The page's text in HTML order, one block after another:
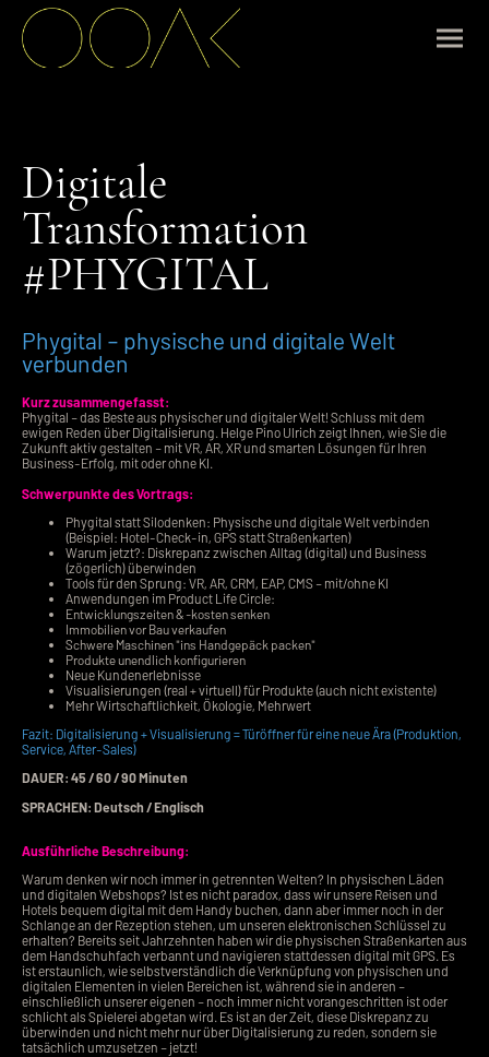
Digitale
Transformation
#PHYGITAL
Phygital – physische und digitale Welt
verbunden
Kurz zusammengefasst:
Phygital – das Beste aus physischer und digitaler Welt! Schluss mit dem
ewigen Reden über Digitalisierung. Helge Pino Ulrich zeigt Ihnen, wie Sie die
Zukunft aktiv gestalten – mit VR, AR, XR und smarten Lösungen für Ihren
Business-Erfolg, mit oder ohne KI.
Schwerpunkte des Vortrags:
Phygital statt Silodenken: Physische und digitale Welt verbinden
(Beispiel: Hotel-Check-in, GPS statt Straßenkarten)
Warum jetzt?: Diskrepanz zwischen Alltag (digital) und Business
(zögerlich) überwinden
Tools für den Sprung: VR, AR, CRM, EAP, CMS – mit/ohne KI
Anwendungen im Product Life Circle:
Entwicklungszeiten & -kosten senken
Immobilien vor Bau verkaufen
Schwere Maschinen "ins Handgepäck packen"
Produkte unendlich konfigurieren
Neue Kundenerlebnisse
Visualisierungen (real + virtuell) für Produkte (auch nicht existente)
Mehr Wirtschaftlichkeit, Ökologie, Mehrwert
Fazit: Digitalisierung + Visualisierung = Türöffner für eine neue Ära (Produktion,
Service, After-Sales)
DAUER: 45 / 60 / 90 Minuten
SPRACHEN: Deutsch / Englisch
Ausführliche Beschreibung:
Warum denken wir noch immer in getrennten Welten? In physischen Läden
und digitalen Webshops? Ist es nicht paradox, dass wir unsere Reisen und
Hotels bequem digital mit dem Handy buchen, dann aber immer noch in der
Schlange an der Rezeption stehen, um unseren elektronischen Schlüssel zu
erhalten? Bereits seit Jahrzehnten haben wir die physischen Straßenkarten aus
dem Handschuhfach verbannt und navigieren stattdessen digital mit GPS. Es
ist erstaunlich, wie selbstverständlich die Verknüpfung von physischen und
digitalen Elementen in vielen Bereichen ist, während sie in anderen –
einschließlich unserer eigenen – noch immer nicht vorangeschritten ist oder
schlicht als Spielerei abgetan wird. Es ist an der Zeit, diese Diskrepanz zu
überwinden und nicht mehr nur über Digitalisierung zu reden, sondern sie
tatsächlich umzusetzen – jetzt!